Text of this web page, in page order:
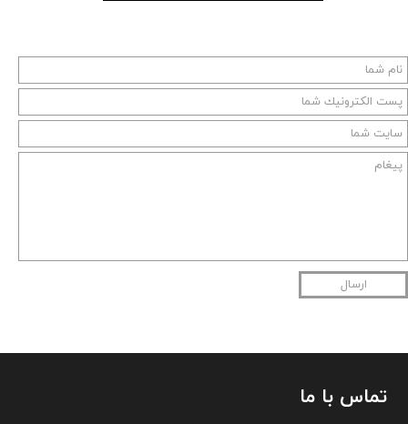
ارسال
تماس با ما